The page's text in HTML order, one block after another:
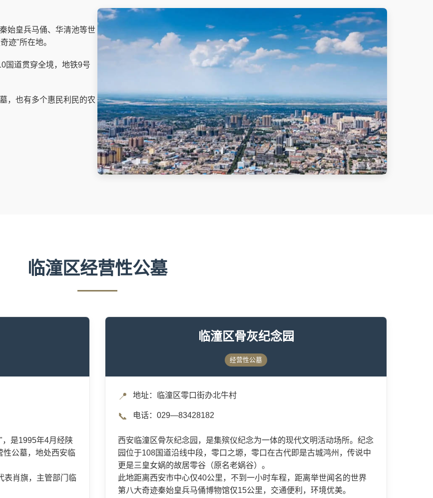
始皇兵马俑、华清池等世
迹"所在地。
国道贯穿全境，地铁9号
，也有多个惠民利民的农
临潼区经营性公墓
是1995年4月经陕
性公墓，地处西安临
表肖旗，主管部门临
临潼区骨灰纪念园
经营性公墓
📍 地址：临潼区零口街办北牛村
📞 电话：029—83428182
西安临潼区骨灰纪念园，是集殡仪纪念为一体的现代文明活动场所。纪念
园位于108国道沿线中段，零口之塬，零口在古代即是古城鸿州，传说中
更是三皇女娲的故居零谷（原名老娲谷）。
此地距离西安市中心仅40公里，不到一小时车程，距离举世闻名的世界
第八大奇迹秦始皇兵马俑博物馆仅15公里，交通便利，环境优美。